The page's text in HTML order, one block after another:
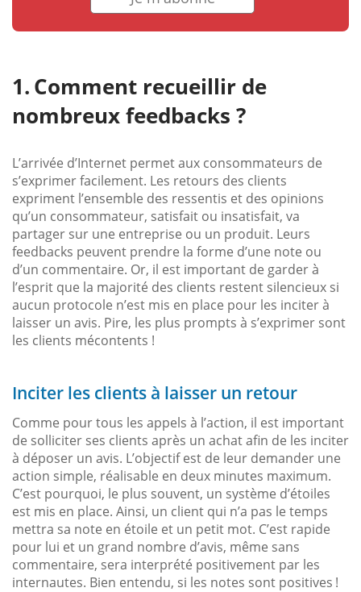
Comment recueillir de
nombreux feedbacks ?
L’arrivée d’Internet permet aux consommateurs de
s’exprimer facilement. Les retours des clients
expriment l’ensemble des ressentis et des opinions
qu’un consommateur, satisfait ou insatisfait, va
partager sur une entreprise ou un produit. Leurs
feedbacks peuvent prendre la forme d’une note ou
d’un commentaire. Or, il est important de garder à
l’esprit que la majorité des clients restent silencieux si
aucun protocole n’est mis en place pour les inciter à
laisser un avis. Pire, les plus prompts à s’exprimer sont
les clients mécontents !
Inciter les clients à laisser un retour
Comme pour tous les appels à l’action, il est important
de solliciter ses clients après un achat afin de les inciter
à déposer un avis. L’objectif est de leur demander une
action simple, réalisable en deux minutes maximum.
C’est pourquoi, le plus souvent, un système d’étoiles
est mis en place. Ainsi, un client qui n’a pas le temps
mettra sa note en étoile et un petit mot. C’est rapide
pour lui et un grand nombre d’avis, même sans
commentaire, sera interprété positivement par les
internautes. Bien entendu, si les notes sont positives !